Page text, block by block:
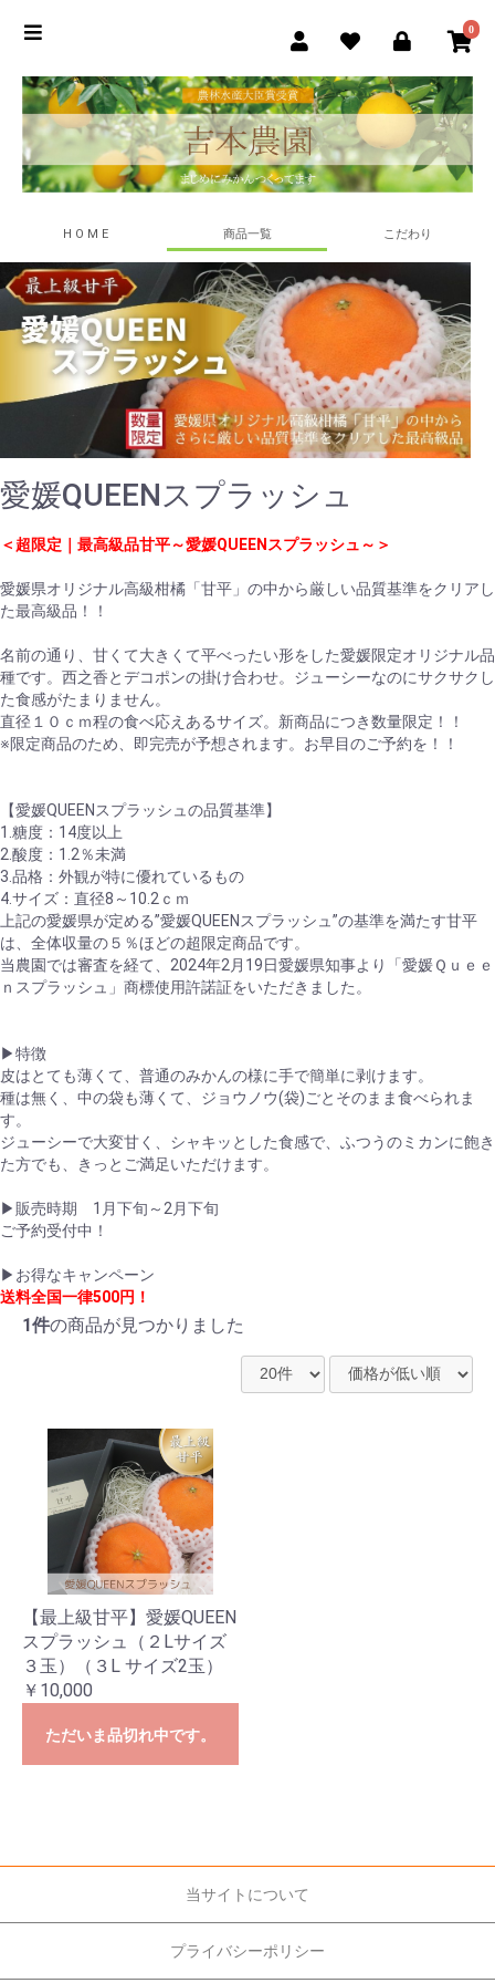
0
H O M E 商品一覧 こだわり
愛媛QUEENスプラッシュ
＜超限定｜最高級品甘平～愛媛QUEENスプラッシュ～＞
愛媛県オリジナル高級柑橘「甘平」の中から厳しい品質基準をクリアし
た最高級品！！
名前の通り、甘くて大きくて平べったい形をした愛媛限定オリジナル品
種です。西之香とデコポンの掛け合わせ。ジューシーなのにサクサクし
た食感がたまりません。
直径１０ｃｍ程の食べ応えあるサイズ。新商品につき数量限定！！
※限定商品のため、即完売が予想されます。お早目のご予約を！！
【愛媛QUEENスプラッシュの品質基準】
1.糖度：14度以上
2.酸度：1.2％未満
3.品格：外観が特に優れているもの
4.サイズ：直径8～10.2ｃｍ
上記の愛媛県が定める”愛媛QUEENスプラッシュ”の基準を満たす甘平
は、全体収量の５％ほどの超限定商品です。
当農園では審査を経て、2024年2月19日愛媛県知事より「愛媛Ｑｕｅｅ
ｎスプラッシュ」商標使用許諾証をいただきました。
▶特徴
皮はとても薄くて、普通のみかんの様に手で簡単に剥けます。
種は無く、中の袋も薄くて、ジョウノウ(袋)ごとそのまま食べられま
す。
ジューシーで大変甘く、シャキッとした食感で、ふつうのミカンに飽き
た方でも、きっとご満足いただけます。
▶販売時期 1月下旬～2月下旬
ご予約受付中！
▶お得なキャンペーン
送料全国一律500円！
1件の商品が見つかりました
【最上級甘平】愛媛QUEEN
スプラッシュ（２Lサイズ
３玉）（３L サイズ2玉）
￥10,000
ただいま品切れ中です。
お買い物を続ける
当サイトについて
プライバシーポリシー